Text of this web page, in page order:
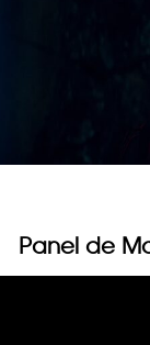
Panel de